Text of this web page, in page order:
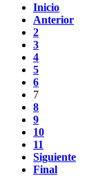
Inicio
Anterior
2
3
4
5
6
7
8
9
10
11
Siguiente
Final